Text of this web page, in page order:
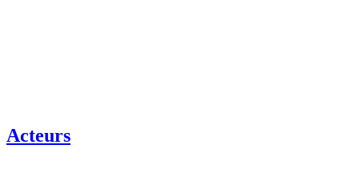
Acteurs